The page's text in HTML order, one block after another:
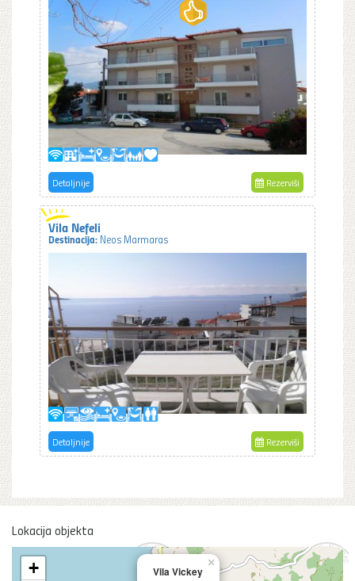
Detaljnije Rezerviši
Vila Nefeli
Destinacija: Neos Marmaras
Detaljnije Rezerviši
Lokacija objekta
Vila Vickey
×
+